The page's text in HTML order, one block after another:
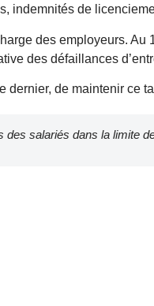
indemnités de
des employeurs. Au
des défaillances
dernier, de maintenir ce
salariés dans la limite